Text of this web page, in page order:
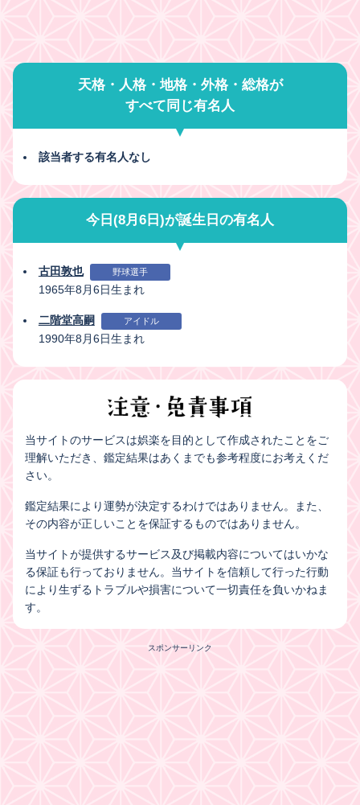
天格・人格・地格・外格・総格が
すべて同じ有名人
該当者する有名人なし
今日(8月6日)が誕生日の有名人
古田敦也 野球選手
1965年8月6日生まれ
二階堂高嗣 アイドル
1990年8月6日生まれ
当サイトのサービスは娯楽を目的として作成されたことをご
理解いただき、鑑定結果はあくまでも参考程度にお考えくだ
さい。
鑑定結果により運勢が決定するわけではありません。また、
その内容が正しいことを保証するものではありません。
当サイトが提供するサービス及び掲載内容についてはいかな
る保証も行っておりません。当サイトを信頼して行った行動
により生ずるトラブルや損害について一切責任を負いかねま
す。
スポンサーリンク